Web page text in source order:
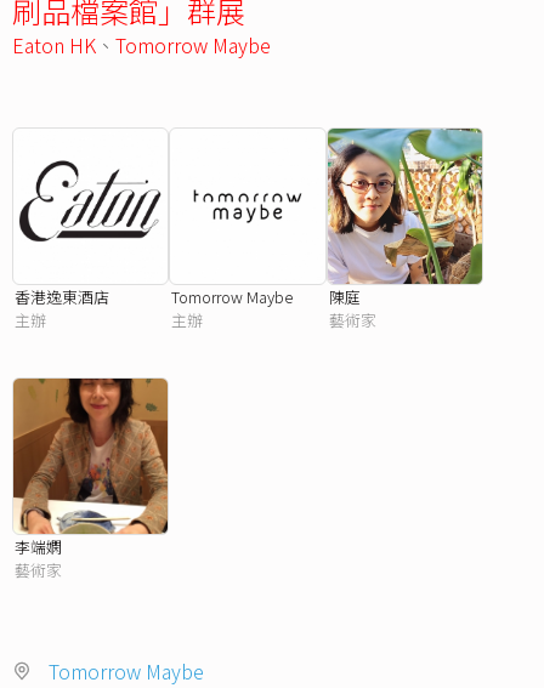
刷品檔案館」群展
Eaton HK 、 Tomorrow Maybe
香港逸東酒店
主辦
Tomorrow Maybe
主辦
陳庭
藝術家
李端嫻
藝術家
Tomorrow Maybe